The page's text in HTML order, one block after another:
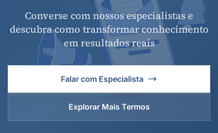
Converse com nossos especialistas e
descubra como transformar conhecimento
em resultados reais
Falar com Especialista
Explorar Mais Termos